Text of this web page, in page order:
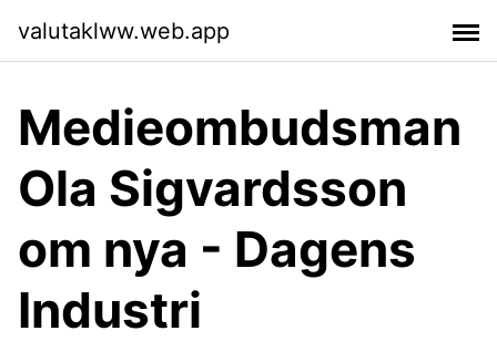
valutaklww.web.app
Medieombudsman
Ola Sigvardsson
om nya - Dagens
Industri